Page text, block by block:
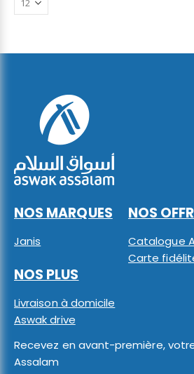
NOS MARQUES
Janis
NOS
Catalogue
Carte
NOS PLUS
Livraison à domicile
Aswak drive
Recevez en avant-première,
Assalam